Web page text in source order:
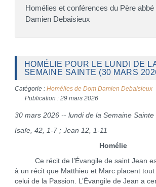
Homélies et conférences du Père abbé
Damien Debaisieux
HOMÉLIE POUR LE LUNDI DE
SEMAINE SAINTE (30 MARS
Catégorie : Homélies de Dom Damien Debaisieux
Publication : 29 mars 2026
30 mars 2026 -- lundi de la Semaine Sainte
Isaïe, 42, 1-7 ; Jean 12, 1-11
Homélie
Ce récit de l’Évangile de saint Jean
à un récit que Matthieu et Marc placent
celui de la Passion. L’Évangile de Jean a